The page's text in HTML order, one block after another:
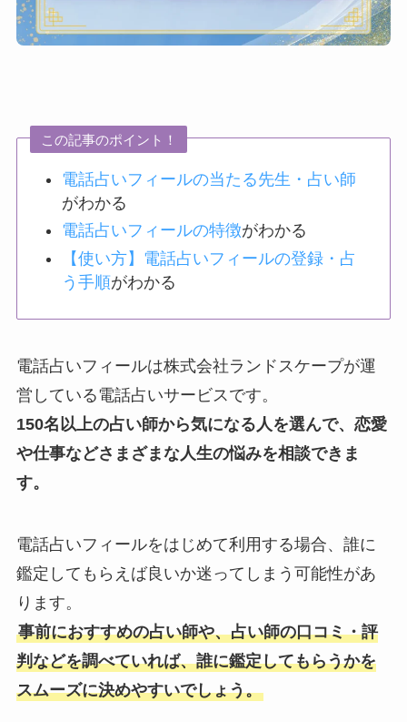
この記事のポイント！
電話占いフィールの当たる先生・占い師
がわかる
電話占いフィールの特徴がわかる
【使い方】電話占いフィールの登録・占
う手順がわかる
電話占いフィールは株式会社ランドスケープが運
営している電話占いサービスです。
150名以上の占い師から気になる人を選んで、恋愛
や仕事などさまざまな人生の悩みを相談できま
す。
電話占いフィールをはじめて利用する場合、誰に
鑑定してもらえば良いか迷ってしまう可能性があ
ります。
事前におすすめの占い師や、占い師の口コミ・評
判などを調べていれば、誰に鑑定してもらうかを
スムーズに決めやすいでしょう。